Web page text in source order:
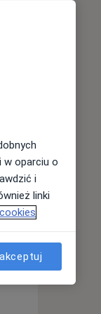
Śr,
w oparciu o
i
linki